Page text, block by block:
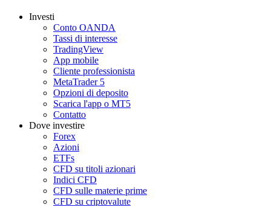
Investi
Conto OANDA
Tassi di interesse
TradingView
App mobile
Cliente professionista
MetaTrader 5
Opzioni di deposito
Scarica l'app o MT5
Contatto
Dove investire
Forex
Azioni
ETFs
CFD su titoli azionari
Indici CFD
CFD sulle materie prime
CFD su criptovalute